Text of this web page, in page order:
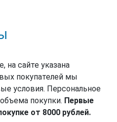
И ОПЛАТА
сайте указана
покупателей мы
условия. Персональное
покупки. Первые
от 8000 рублей.